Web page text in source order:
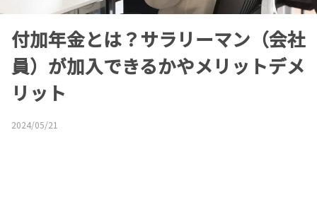
付加年金とは？サラリーマン（会社
員）が加入できるかやメリットデメ
リット
2024/05/21